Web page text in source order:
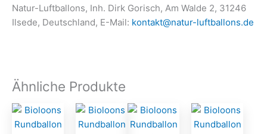
Natur-Luftballons, Inh. Dirk Gorisch, Am Walde 2, 31246
Ilsede, Deutschland, E-Mail: kontakt@natur-luftballons.de
Ähnliche Produkte